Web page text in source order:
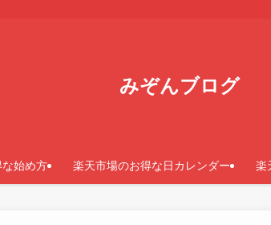
みぞんブログ
始め方 楽天市場のお得な日カレンダー 楽